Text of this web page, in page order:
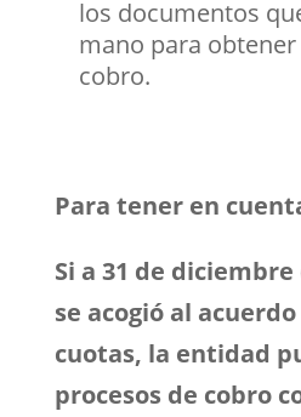
los documentos
mano para
cobro.
Para tener en
Si a 31 de
se acogió al
cuotas, la entidad
procesos de cobro